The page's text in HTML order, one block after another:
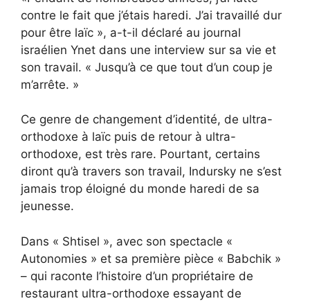
contre le fait que j’étais haredi. J’ai travaillé dur
pour être laïc », a-t-il déclaré au journal
israélien Ynet dans une interview sur sa vie et
son travail. « Jusqu’à ce que tout d’un coup je
m’arrête. »
Ce genre de changement d’identité, de ultra-
orthodoxe à laïc puis de retour à ultra-
orthodoxe, est très rare. Pourtant, certains
diront qu’à travers son travail, Indursky ne s’est
jamais trop éloigné du monde haredi de sa
jeunesse.
Dans « Shtisel », avec son spectacle «
Autonomies » et sa première pièce « Babchik »
– qui raconte l’histoire d’un propriétaire de
restaurant ultra-orthodoxe essayant de